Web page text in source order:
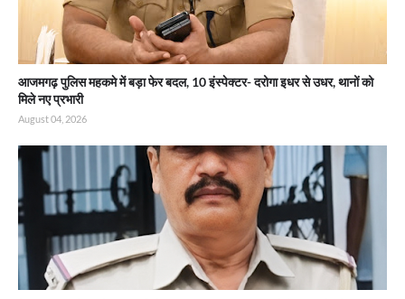
आजमगढ़ पुलिस महकमे में बड़ा फेर बदल, 10 इंस्पेक्टर- दरोगा इधर से उधर, थानों को
मिले नए प्रभारी
August 04, 2026